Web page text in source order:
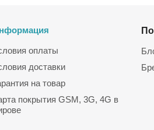
оплаты
доставки
на товар
покрытия GSM, 3G, 4G в